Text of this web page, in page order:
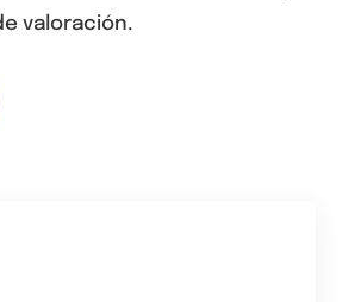
valoración.